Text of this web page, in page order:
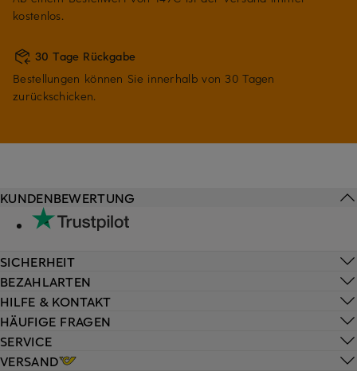
kostenlos.
30 Tage Rückgabe
Bestellungen können Sie innerhalb von 30 Tagen
zurückschicken.
HILFE & KONTAKT
HÄUFIGE FRAGEN
SERVICE
VERSAND
KUNDENBEWERTUNG
SICHERHEIT
BEZAHLARTEN